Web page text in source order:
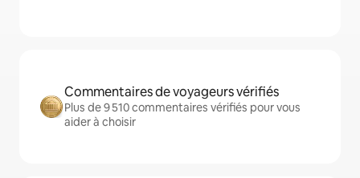
Commentaires de voyageurs vérifiés
Plus de 9 510 commentaires vérifiés pour vous
aider à choisir